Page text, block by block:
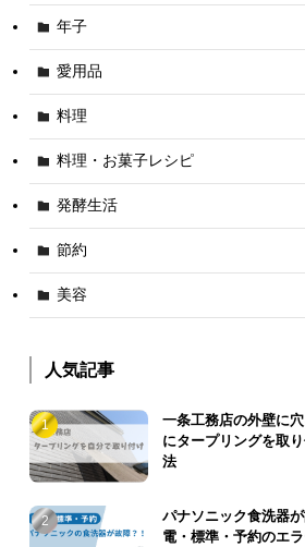
年子
愛用品
料理
料理・お菓子レシピ
発酵生活
節約
美容
人気記事
一条工務店の外壁に
にタープリングを取
法
パナソニック食洗器
電・標準・予約のエ